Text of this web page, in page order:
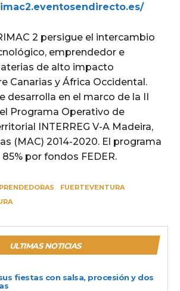
2 persigue el intercambio
emprendedor e
de alto impacto
Canarias y África Occidental.
desarrolla en el marco de la II
Programa Operativo de
INTERREG V-A Madeira,
(MAC) 2014-2020. El programa
por fondos FEDER.
FUERTEVENTURA
ULTIMAS NOTICIAS
fiestas con salsa, procesión y dos